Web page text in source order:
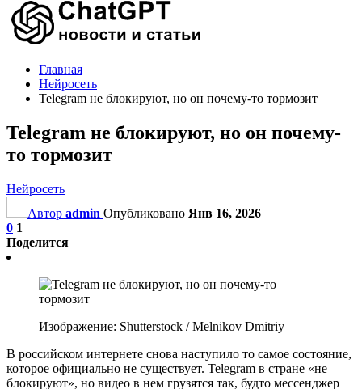
Главная
Нейросеть
Telegram не блокируют, но он почему-то тормозит
Telegram не блокируют, но он почему-
то тормозит
Нейросеть
Автор admin Опубликовано Янв 16, 2026
0 1
Поделится
Изображение: Shutterstock / Melnikov Dmitriy
В российском интернете снова наступило то самое состояние,
которое официально не существует. Telegram в стране «не
блокируют», но видео в нем грузятся так, будто мессенджер